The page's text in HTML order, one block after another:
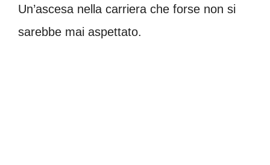
Un’ascesa nella carriera che forse non si
sarebbe mai aspettato.